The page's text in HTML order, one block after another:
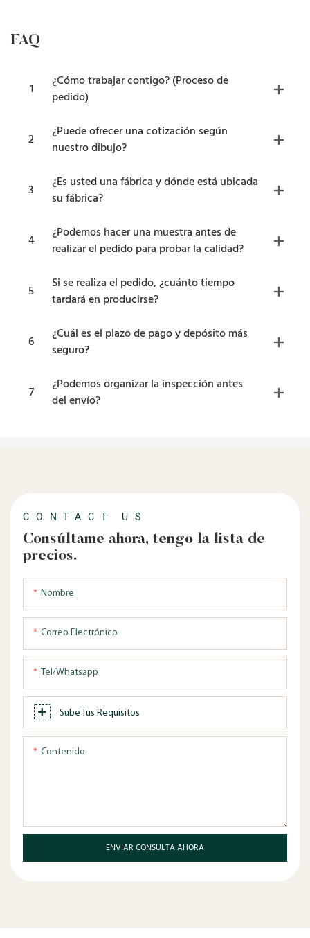
FAQ
1
¿Cómo trabajar contigo? (Proceso de
pedido)
2
¿Puede ofrecer una cotización según
nuestro dibujo?
3
¿Es usted una fábrica y dónde está ubicada
su fábrica?
4
¿Podemos hacer una muestra antes de
realizar el pedido para probar la calidad?
5
Si se realiza el pedido, ¿cuánto tiempo
tardará en producirse?
6
¿Cuál es el plazo de pago y depósito más
seguro?
7
¿Podemos organizar la inspección antes
del envío?
CONTACT US
Consúltame ahora, tengo la lista de
precios.
Nombre
Correo Electrónico
Tel/whatsapp
Sube Tus Requisitos
Contenido
ENVIAR CONSULTA AHORA